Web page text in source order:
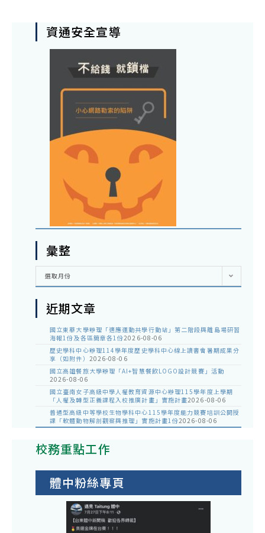
資通安全宣導
彙整
彙
選取月份
近期文章
國立東華大學辦理「適應運動共學行動站」第二階段與離島場研習
海報1份及各區簡章各1份2026-08-06
歷史學科中心辦理114學年度歷史學科中心線上讀書會暑期成果分
享（如附件） 2026-08-06
國立高雄餐旅大學辦理「AI+智慧餐飲LOGO設計競賽」活動
2026-08-06
國立臺南女子高級中學人權教育資源中心辦理115學年度上學期
「人權及轉型正義課程入校推廣計畫」實施計畫2026-08-06
普通型高級中等學校生物學科中心115學年度能力競賽培訓公開授
課「軟體動物解剖觀察與推理」實施計畫1份2026-08-06
校務重點工作
體中粉絲專頁